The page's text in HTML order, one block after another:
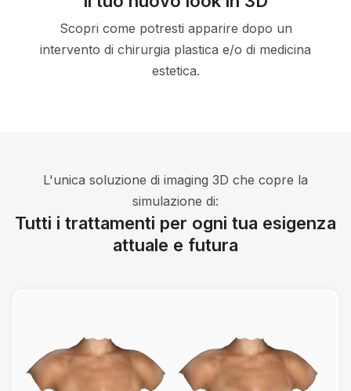
Scopri come potresti apparire dopo un
intervento di chirurgia plastica e/o di medicina
estetica.
L'unica soluzione di imaging 3D che copre la
simulazione di:
Tutti i trattamenti per ogni tua esigenza
attuale e futura